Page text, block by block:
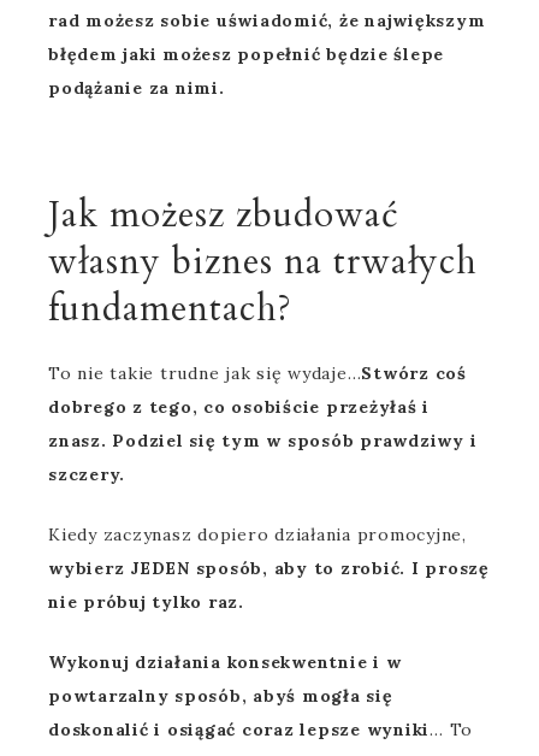
rad możesz sobie uświadomić, że największym
błędem jaki możesz popełnić będzie ślepe
podążanie za nimi.
Jak możesz zbudować
własny biznes na trwałych
fundamentach?
To nie takie trudne jak się wydaje…Stwórz coś
dobrego z tego, co osobiście przeżyłaś i
znasz. Podziel się tym w sposób prawdziwy i
szczery.
Kiedy zaczynasz dopiero działania promocyjne,
wybierz JEDEN sposób, aby to zrobić. I proszę
nie próbuj tylko raz.
Wykonuj działania konsekwentnie i w
powtarzalny sposób, abyś mogła się
doskonalić i osiągać coraz lepsze wyniki… To